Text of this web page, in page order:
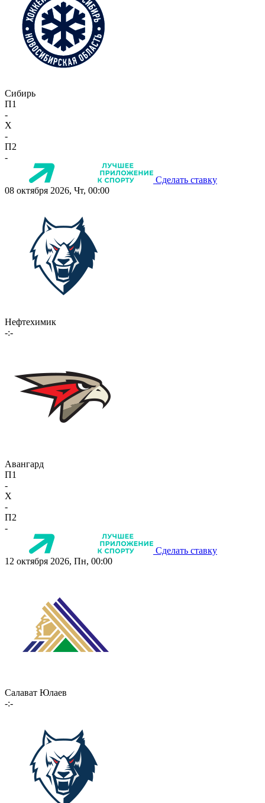
Сибирь
П1
-
X
-
П2
-
Сделать ставку
08 октября 2026, Чт, 00:00
Нефтехимик
-:-
Авангард
П1
-
X
-
П2
-
Сделать ставку
12 октября 2026, Пн, 00:00
Салават Юлаев
-:-